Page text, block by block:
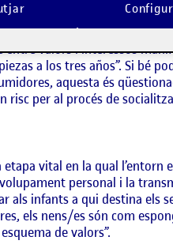
(re)escrivim les normes
valors i interessos
a los tres años”. Si bé
aquesta és
risc per al procés de
vital en la qual l’entorn
personal i la
als infants a qui destina els
els nens/es són com
de valors”.